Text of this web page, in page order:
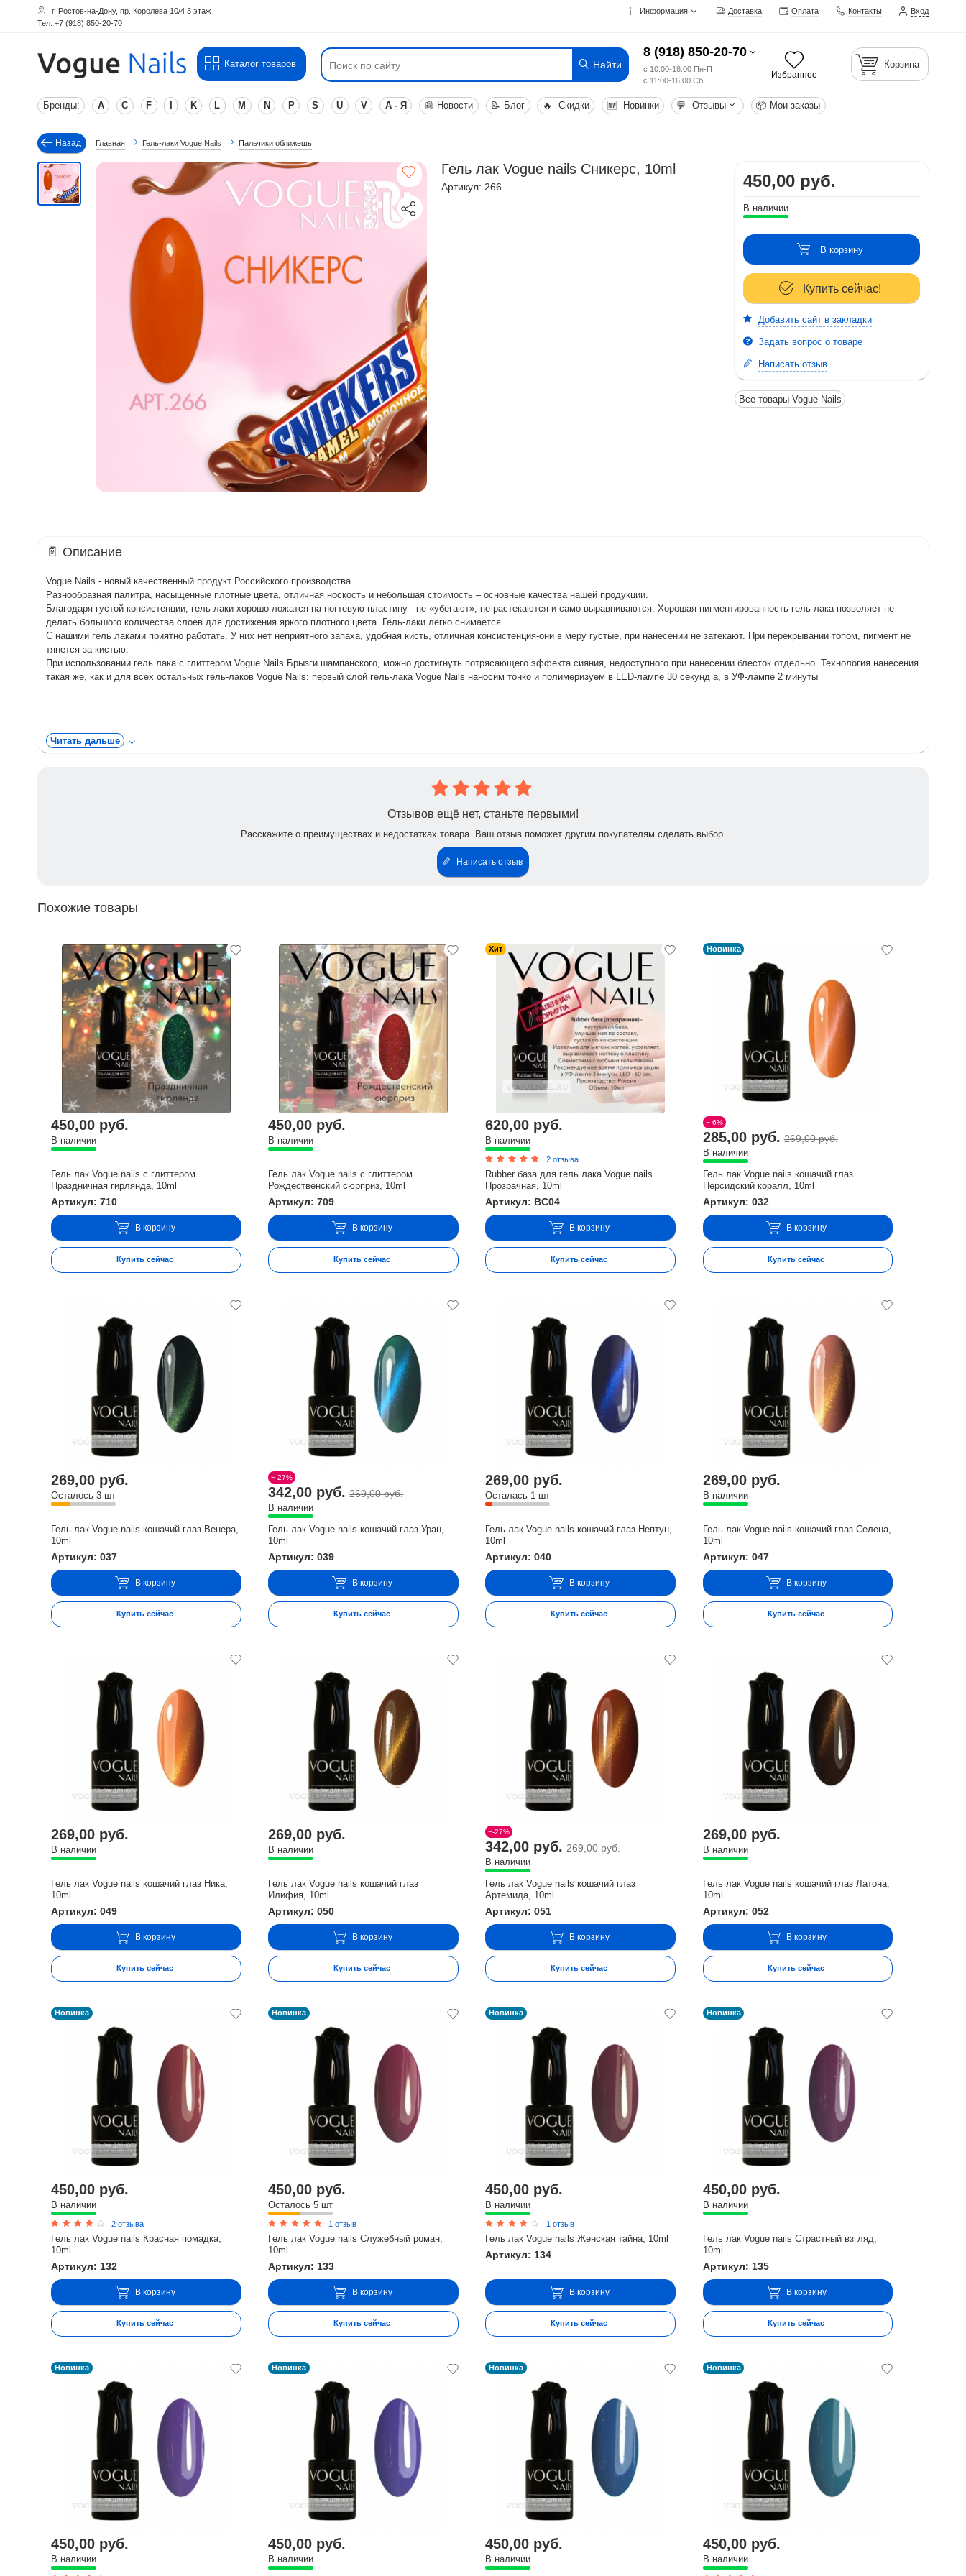
г. Ростов-на-Дону, пр. Королева 10/4 3 этаж
Тел. +7 (918) 850-20-70
Информация Доставка Оплата Контакты Вход
Каталог товаров Найти
8 (918) 850-20-70
с 10:00-18:00 Пн-Пт
с 11:00-16:00 Сб
Избранное
Корзина
Бренды: A C F K L M N P S U V А - Я 📰 Новости 📝 Блог 🔥 Скидки 🆕 Новинки 💬 Отзывы 📦 Мои заказы
Назад Главная Гель-лаки Vogue Nails Пальчики оближешь
Гель лак Vogue nails Сникерс, 10ml
Артикул: 266 450,00 руб.
В наличии
В корзину
Купить сейчас!
Добавить сайт в закладки
Задать вопрос о товаре
Написать отзыв
Все товары Vogue Nails
📄 Описание
Vogue Nails - новый качественный продукт Российского производства.
Разнообразная палитра, насыщенные плотные цвета, отличная носкость и небольшая стоимость – основные качества нашей продукции.
Благодаря густой консистенции, гель-лаки хорошо ложатся на ногтевую пластину - не «убегают», не растекаются и само выравниваются. Хорошая пигментированность гель-лака позволяет не
делать большого количества слоев для достижения яркого плотного цвета. Гель-лаки легко снимается.
С нашими гель лаками приятно работать. У них нет неприятного запаха, удобная кисть, отличная консистенция-они в меру густые, при нанесении не затекают. При перекрывании топом, пигмент не
тянется за кистью.
При использовании гель лака с глиттером Vogue Nails Брызги шампанского, можно достигнуть потрясающего эффекта сияния, недоступного при нанесении блесток отдельно. Технология нанесения
такая же, как и для всех остальных гель-лаков Vogue Nails: первый слой гель-лака Vogue Nails наносим тонко и полимеризуем в LED-лампе 30 секунд а, в УФ-лампе 2 минуты
Читать дальше
Отзывов ещё нет, станьте первыми!
Расскажите о преимуществах и недостатках товара. Ваш отзыв поможет другим покупателям сделать выбор.
Написать отзыв
Похожие товары
450,00 руб.
В наличии
Гель лак Vogue nails с глиттером
Праздничная гирлянда, 10ml
Артикул: 710
В корзину
Купить сейчас
450,00 руб.
В наличии
Гель лак Vogue nails с глиттером
Рождественский сюрприз, 10ml
Артикул: 709
В корзину
Купить сейчас
Хит
620,00 руб.
В наличии
2 отзыва
Rubber база для гель лака Vogue nails
Прозрачная, 10ml
Артикул: BC04
В корзину
Купить сейчас
Новинка
−-6%
285,00 руб. 269,00 руб.
В наличии
Гель лак Vogue nails кошачий глаз
Персидский коралл, 10ml
Артикул: 032
В корзину
Купить сейчас
269,00 руб.
Осталось 3 шт
Гель лак Vogue nails кошачий глаз Венера,
10ml
Артикул: 037
В корзину
Купить сейчас
−-27%
342,00 руб. 269,00 руб.
В наличии
Гель лак Vogue nails кошачий глаз Уран,
10ml
Артикул: 039
В корзину
Купить сейчас
269,00 руб.
Осталась 1 шт
Гель лак Vogue nails кошачий глаз Нептун,
10ml
Артикул: 040
В корзину
Купить сейчас
269,00 руб.
В наличии
Гель лак Vogue nails кошачий глаз Селена,
10ml
Артикул: 047
В корзину
Купить сейчас
269,00 руб.
В наличии
Гель лак Vogue nails кошачий глаз Ника,
10ml
Артикул: 049
В корзину
Купить сейчас
269,00 руб.
В наличии
Гель лак Vogue nails кошачий глаз
Илифия, 10ml
Артикул: 050
В корзину
Купить сейчас
−-27%
342,00 руб. 269,00 руб.
В наличии
Гель лак Vogue nails кошачий глаз
Артемида, 10ml
Артикул: 051
В корзину
Купить сейчас
269,00 руб.
В наличии
Гель лак Vogue nails кошачий глаз Латона,
10ml
Артикул: 052
В корзину
Купить сейчас
Новинка
450,00 руб.
В наличии
2 отзыва
Гель лак Vogue nails Красная помадка,
10ml
Артикул: 132
В корзину
Купить сейчас
Новинка
450,00 руб.
Осталось 5 шт
1 отзыв
Гель лак Vogue nails Служебный роман,
10ml
Артикул: 133
В корзину
Купить сейчас
Новинка
450,00 руб.
В наличии
1 отзыв
Гель лак Vogue nails Женская тайна, 10ml
Артикул: 134
В корзину
Купить сейчас
Новинка
450,00 руб.
В наличии
Гель лак Vogue nails Страстный взгляд,
10ml
Артикул: 135
В корзину
Купить сейчас
Новинка
450,00 руб.
В наличии
Новинка
450,00 руб.
В наличии
Новинка
450,00 руб.
В наличии
Новинка
450,00 руб.
В наличии